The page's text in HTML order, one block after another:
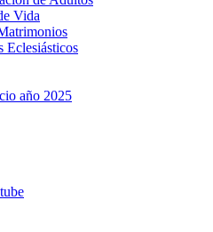
Vida
Eclesiásticos
año 2025